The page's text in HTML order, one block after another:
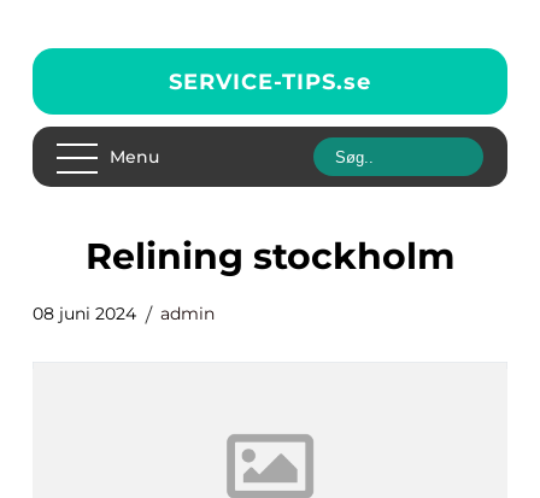
SERVICE-TIPS.se
Menu
relining stockholm
08 juni 2024 admin